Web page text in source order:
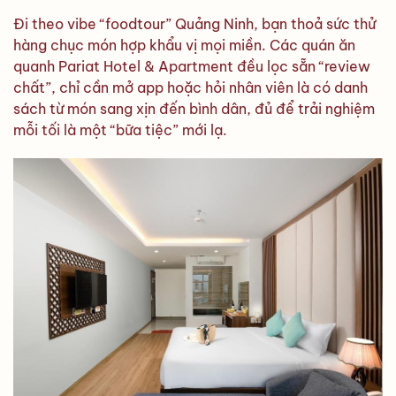
Đi theo vibe “foodtour” Quảng Ninh, bạn thoả sức thử
hàng chục món hợp khẩu vị mọi miền. Các quán ăn
quanh Pariat Hotel & Apartment đều lọc sẵn “review
chất”, chỉ cần mở app hoặc hỏi nhân viên là có danh
sách từ món sang xịn đến bình dân, đủ để trải nghiệm
mỗi tối là một “bữa tiệc” mới lạ.